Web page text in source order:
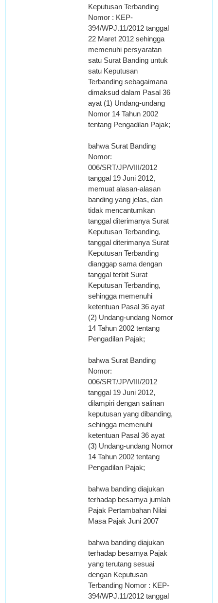
Keputusan Terbanding
Nomor : KEP-
394/WPJ.11/2012 tanggal
22 Maret 2012 sehingga
memenuhi persyaratan
satu Surat Banding untuk
satu Keputusan
Terbanding sebagaimana
dimaksud dalam Pasal 36
ayat (1) Undang-undang
Nomor 14 Tahun 2002
tentang Pengadilan Pajak;
bahwa Surat Banding
Nomor:
006/SRT/JP/VIII/2012
tanggal 19 Juni 2012,
memuat alasan-alasan
banding yang jelas, dan
tidak mencantumkan
tanggal diterimanya Surat
Keputusan Terbanding,
tanggal diterimanya Surat
Keputusan Terbanding
dianggap sama dengan
tanggal terbit Surat
Keputusan Terbanding,
sehingga memenuhi
ketentuan Pasal 36 ayat
(2) Undang-undang Nomor
14 Tahun 2002 tentang
Pengadilan Pajak;
bahwa Surat Banding
Nomor:
006/SRT/JP/VIII/2012
tanggal 19 Juni 2012,
dilampiri dengan salinan
keputusan yang dibanding,
sehingga memenuhi
ketentuan Pasal 36 ayat
(3) Undang-undang Nomor
14 Tahun 2002 tentang
Pengadilan Pajak;
bahwa banding diajukan
terhadap besarnya jumlah
Pajak Pertambahan Nilai
Masa Pajak Juni 2007
bahwa banding diajukan
terhadap besarnya Pajak
yang terutang sesuai
dengan Keputusan
Terbanding Nomor : KEP-
394/WPJ.11/2012 tanggal